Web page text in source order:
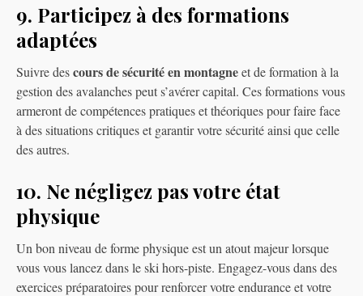
9. Participez à des formations
adaptées
Suivre descours de sécurité en montagneet de formation à la
gestion des avalanches peut s’avérer capital. Ces formations vous
armeront de compétences pratiques et théoriques pour faire face
à des situations critiques et garantir votre sécurité ainsi que celle
des autres.
10. Ne négligez pas votre état
physique
Un bon niveau de forme physique est un atout majeur lorsque
vous vous lancez dans le ski hors-piste. Engagez-vous dans des
exercices préparatoires pour renforcer votre endurance et votre